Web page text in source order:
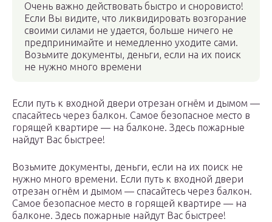
Очень важно действовать быстро и сноровисто!
Если Вы видите, что ликвидировать возгорание
своими силами не удается, больше ничего не
предпринимайте и немедленно уходите сами.
Возьмите документы, деньги, если на их поиск
не нужно много времени
Если путь к входной двери отрезан огнём и дымом —
спасайтесь через балкон. Самое безопасное место в
горящей квартире — на балконе. Здесь пожарные
найдут Вас быстрее!
Возьмите документы, деньги, если на их поиск не
нужно много времени. Если путь к входной двери
отрезан огнём и дымом — спасайтесь через балкон.
Самое безопасное место в горящей квартире — на
балконе. Здесь пожарные найдут Вас быстрее!